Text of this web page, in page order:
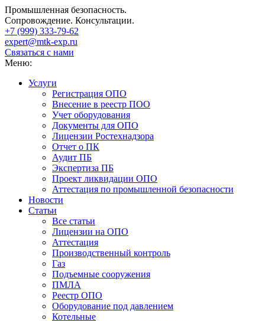
Промышленная безопасность.
Сопровождение. Консультации.
+7 (999) 333-79-62
expert@mtk-exp.ru
Связаться с нами
Меню:
Услуги
Регистрация ОПО
Внесение в реестр ПОО
Учет оборудования
Документы для ОПО
Лицензии Ростехнадзора
Отчет о ПК
Аудит ПБ
Экспертиза ПБ
Проект ликвидации ОПО
Аттестация по промышленной безопасности
Новости
Статьи
Все статьи
Лицензии на ОПО
Аттестация
Производственный контроль
Газ
Подъемные сооружения
ПМЛА
Реестр ОПО
Оборудование под давлением
Котельные